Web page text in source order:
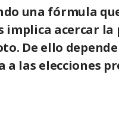
una fórmula
implica acercar la
De ello
las elecciones